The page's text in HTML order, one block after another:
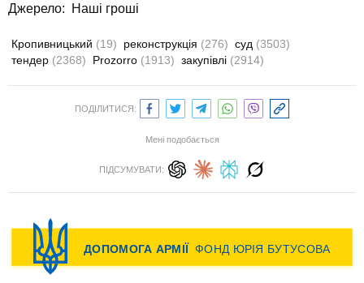
Джерело: Наші гроші
Кропивницький (19) реконструкція (276) суд (3503)
тендер (2368) Prozorro (1913) закупівлі (2914)
ПОДІЛИТИСЯ:
Мені подобається
ПІДСУМУВАТИ: